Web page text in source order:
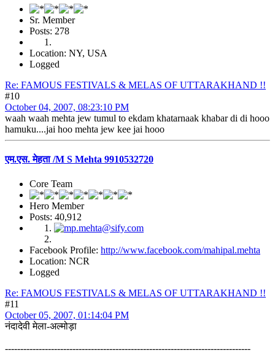
Sr. Member
Posts: 278
Location: NY, USA
Logged
Re: FAMOUS FESTIVALS & MELAS OF UTTARAKHAND !!
#10
October 04, 2007, 08:23:10 PM
waah waah mehta jew tumul to ekdam khatarnaak khabar di di hooo
hamuku....jai hoo mehta jew kee jai hooo
एम.एस. मेहता /M S Mehta 9910532720
Core Team
Hero Member
Posts: 40,912
Facebook Profile: http://www.facebook.com/mahipal.mehta
Location: NCR
Logged
Re: FAMOUS FESTIVALS & MELAS OF UTTARAKHAND !!
#11
October 05, 2007, 01:14:04 PM
नंदादेवी मेला-अल्मोड़ा
--------------------------------------------------------------------------------